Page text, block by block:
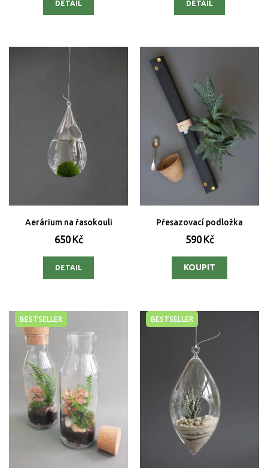
DETAIL DETAIL
Aerárium na řasokouli
650 Kč
DETAIL
Přesazovací podložka
590 Kč
BESTSELLER BESTSELLER